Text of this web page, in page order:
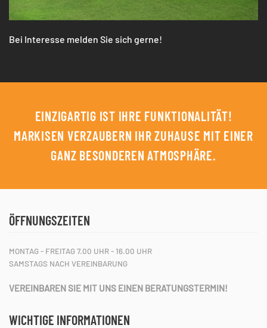
Bei Interesse melden Sie sich gerne!
EINZIGARTIG IST IHRE FUNKTIONALITÄT!
MARKISEN VERZAUBERN IHR ZUHAUSE MIT EINER
GANZ BESONDEREN ATMOSPHÄRE.
ÖFFNUNGSZEITEN
MONTAG - FREITAG 7.00 UHR - 16.00 UHR
SAMSTAGS NACH VEREINBARUNG
VEREINBAREN SIE MIT UNS EINEN BERATUNGSTERMIN!
WICHTIGE INFORMATIONEN